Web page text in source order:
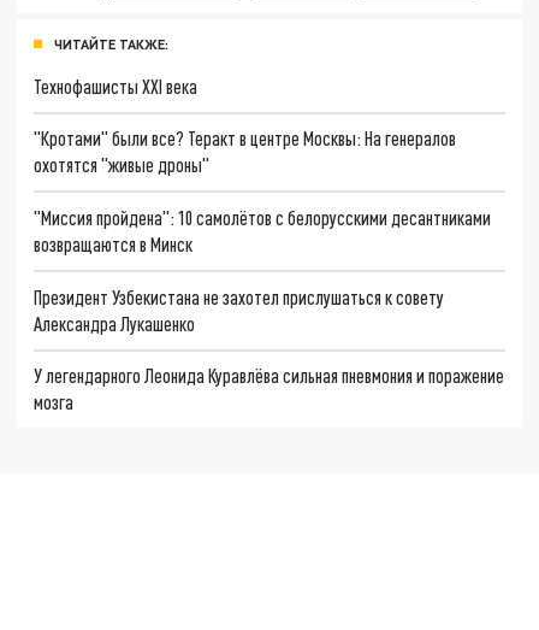
ЧИТАЙТЕ ТАКЖЕ:
Технофашисты XXI века
"Кротами" были все? Теракт в центре Москвы: На генералов
охотятся "живые дроны"
"Миссия пройдена": 10 самолётов с белорусскими десантниками
возвращаются в Минск
Президент Узбекистана не захотел прислушаться к совету
Александра Лукашенко
У легендарного Леонида Куравлёва сильная пневмония и поражение
мозга